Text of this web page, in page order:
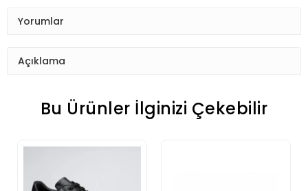
Yorumlar
Açıklama
Bu Ürünler İlginizi Çekebilir